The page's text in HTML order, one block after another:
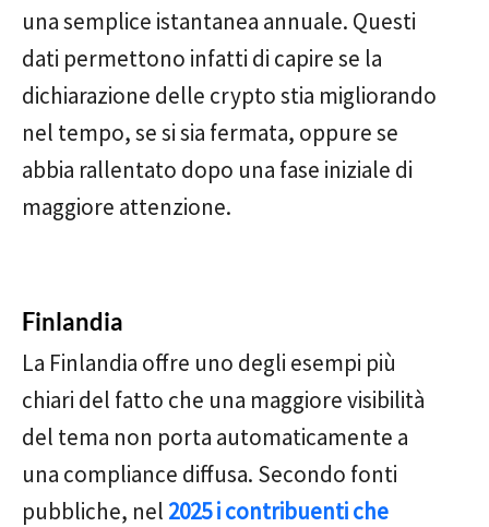
una semplice istantanea annuale. Questi
dati permettono infatti di capire se la
dichiarazione delle crypto stia migliorando
nel tempo, se si sia fermata, oppure se
abbia rallentato dopo una fase iniziale di
maggiore attenzione.
Finlandia
La Finlandia offre uno degli esempi più
chiari del fatto che una maggiore visibilità
del tema non porta automaticamente a
una compliance diffusa. Secondo fonti
pubbliche, nel 2025 i contribuenti che